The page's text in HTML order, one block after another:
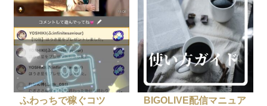
ふわっちで稼ぐコツ
BIGOLIVE配信マニュア